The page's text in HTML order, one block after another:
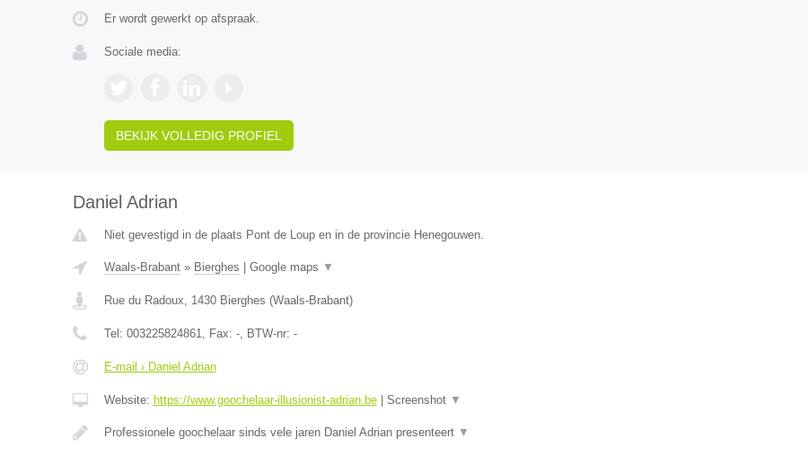
Er wordt gewerkt op afspraak.
Sociale media:
BEKIJK VOLLEDIG PROFIEL
Daniel Adrian
Niet gevestigd in de plaats Pont de Loup en in de provincie Henegouwen.
Waals-Brabant» Bierghes Google maps ▼
Rue du Radoux, 1430 Bierghes (Waals-Brabant)
Tel: 003225824861, Fax: -, BTW-nr: -
E-mail › Daniel Adrian
Website: https://www.goochelaar-illusionist-adrian.be| Screenshot ▼
Professionele goochelaar sinds vele jaren Daniel Adrian presenteert ▼